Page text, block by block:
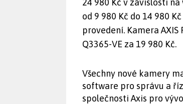
24 980 Kč v závislosti
od 9 980 Kč do 14 980
provedení. Kamera AXIS
Q3365-VE za 19 980 Kč.
Všechny nové kamery
software pro správu a
společnosti Axis pro